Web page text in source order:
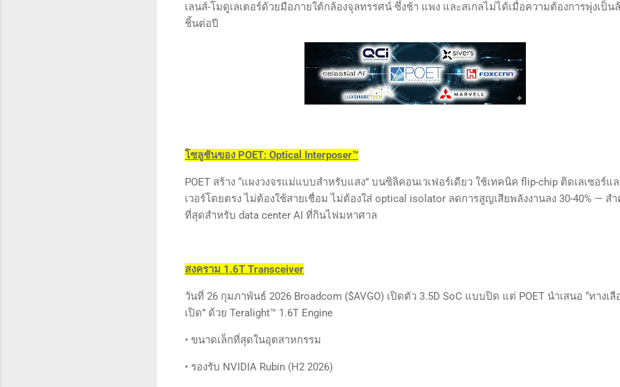
เลนส์-โมดูเลเตอร์ด้วยมือภายใต้กล้องจุลทรรศน์ ซึ่งช้า แพง และสเกลไม่ได้เมื่อความต้องการพุ่งเป็น
ชิ้นต่อปี
โซลูชันของ POET: Optical Interposer™
POET สร้าง “แผงวงจรแม่แบบสำหรับแสง” บนซิลิคอนเวเฟอร์เดียว ใช้เทคนิค flip-chip ติดเลเซอร์แ
เวอร์โดยตรง ไม่ต้องใช้สายเชื่อม ไม่ต้องใส่ optical isolator ลดการสูญเสียพลังงานลง 30-40% — ส
ที่สุดสำหรับ data center AI ที่กินไฟมหาศาล
สงคราม 1.6T Transceiver
วันที่ 26 กุมภาพันธ์ 2026 Broadcom ($AVGO) เปิดตัว 3.5D SoC แบบปิด แต่ POET นำเสนอ “ทางเลื
เปิด” ด้วย Teralight™ 1.6T Engine
• ขนาดเล็กที่สุดในอุตสาหกรรม
• รองรับ NVIDIA Rubin (H2 2026)